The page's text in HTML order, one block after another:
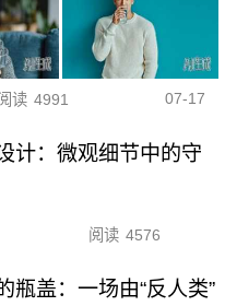
读 4991 07-17
计：微观细节中的守
阅读 4576
瓶盖：一场由“反人类”